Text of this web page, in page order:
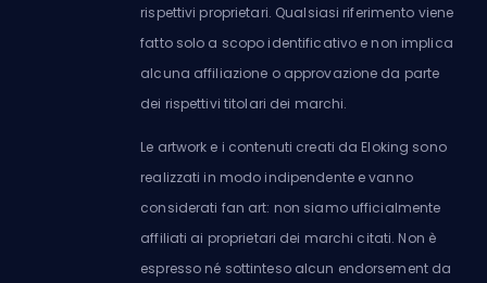
rispettivi proprietari. Qualsiasi riferimento viene
fatto solo a scopo identificativo e non implica
alcuna affiliazione o approvazione da parte
dei rispettivi titolari dei marchi.
Le artwork e i contenuti creati da Eloking sono
realizzati in modo indipendente e vanno
considerati fan art: non siamo ufficialmente
affiliati ai proprietari dei marchi citati. Non è
espresso né sottinteso alcun endorsement da